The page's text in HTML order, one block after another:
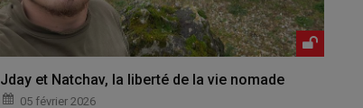
Jday et Natchav, la liberté de la vie nomade
05 février 2026